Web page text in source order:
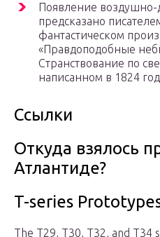
Появление воздушно-
предсказано
фантастическом
«Правдоподобные
Странствование по
написанном в 1824
Ссылки
Откуда взялось
Атлантиде?
T-series
The T29, T30, T32, and T34